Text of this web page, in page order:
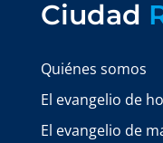
Ciudad
Quiénes somos
El evangelio de
El evangelio de